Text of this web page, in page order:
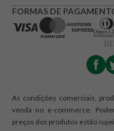
Endereço de e-
FORMAS DE
As condições comerciais,
venda no e-commerce.
preços dos produtos estão